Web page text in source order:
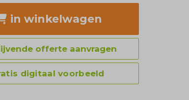
in winkelwagen
offerte aanvragen
digitaal voorbeeld